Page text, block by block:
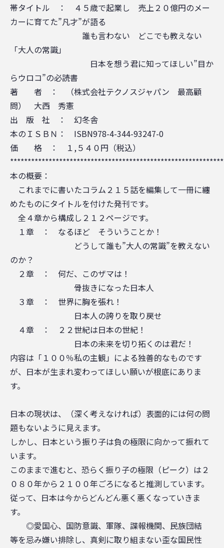
帯タイトル ： ４５歳で起業し 売上２０億円のメー
カーに育てた”凡才”が語る
誰も言わない どこでも教えない
「大人の常識」
日本を想う君に知ってほしい”目か
らウロコ”の必読書
著 者 ： （株式会社テクノスジャパン 最高顧
問） 大西 秀憲
出 版 社 ： 幻冬舎
本のＩＳＢＮ： ISBN978-4-344-93247-0
価 格 ： １,５４０円（税込）
本の概要：
これまでに書いたコラム２１５話を編集して一冊に纏
めたものにタイトルを付けた発刊です。
全４章から構成し２１２ページです。
１章 ： なるほど そういうことか！
どうして誰も”大人の常識”を教えない
のか？
２章 ： 何だ、このザマは！
骨抜きになった日本人
３章 ： 世界に胸を張れ！
日本人の誇りを取り戻せ
４章 ： ２２世紀は日本の世紀！
日本の未来を切り拓くのは君だ！
内容は「１００％私の主観」による独善的なものです
が、日本が生まれ変わってほしい願いが根底にありま
す。
日本の現状は、（深く考えなければ）表面的には何の問
題もないように見えます。
しかし、日本という振り子は負の極限に向かって振れて
います。
このままで進むと、恐らく振り子の極限（ピーク）は２
０８０年から２１００年ごろになると推測しています。
従って、日本は今からどんどん悪く悪くなっていきま
す。
◎愛国心、国防意識、軍隊、諜報機関、民族団結
等を忌み嫌い排除し、真剣に取り組まない歪な国民性